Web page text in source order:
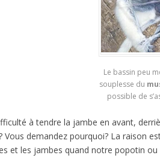
Le bassin peu
souplesse du
possible de
à tendre la jambe en avant,
Vous demandez pourquoi? La raison
et les jambes quand notre popotin